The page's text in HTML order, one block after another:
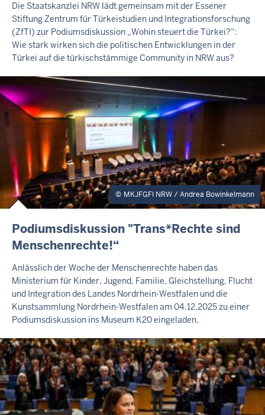
L
T
S
S
E
T
E
Die Staatskanzlei NRW lädt gemeinsam mit der Essener
Stiftung Zentrum für Türkeistudien und Integrationsforschung
(ZfTI) zur Podiumsdiskussion „Wohin steuert die Türkei?“:
Wie stark wirken sich die politischen Entwicklungen in der
Türkei auf die türkischstämmige Community in NRW aus?
MKJFGFI NRW / Andrea Bowinkelmann
I
H
L
T
S
S
E
T
E
Podiumsdiskussion "Trans*Rechte sind
Menschenrechte!“
Anlässlich der Woche der Menschenrechte haben das
Ministerium für Kinder, Jugend, Familie, Gleichstellung, Flucht
und Integration des Landes Nordrhein-Westfalen und die
Kunstsammlung Nordrhein-Westfalen am 04.12.2025 zu einer
Podiumsdiskussion ins Museum K20 eingeladen.